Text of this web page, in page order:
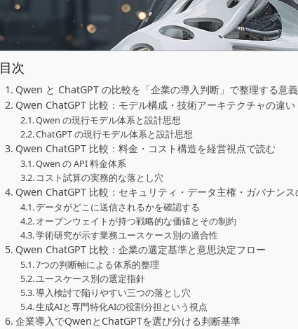
目次
Qwen と ChatGPT の比較を「企業の導入判断」で整理する意義
Qwen ChatGPT 比較：モデル構成・技術アーキテクチャの違い
Qwen の現行モデル体系と設計思想
ChatGPT の現行モデル体系と設計思想
Qwen ChatGPT 比較：料金・コスト構造を経営視点で読む
Qwen の API 料金体系
コスト試算の実務的な落とし穴
Qwen ChatGPT 比較：セキュリティ・データ主権・ガバナンス
データがどこに送信されるかを確認する
オープンウェイトが持つ戦略的な価値とその制約
学術研究が示す業務ユースケース別の適合性
Qwen ChatGPT 比較：企業の選定基準と意思決定フロー
7つの判断軸による体系的整理
ユースケース別の選定指針
導入検討で陥りやすい三つの落とし穴
生成AIと専門特化AIの役割分担という視点
企業導入でQwenとChatGPTを選び分ける判断基準